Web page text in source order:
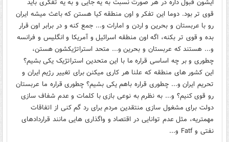
ایشون قبول داره در هر صورت نسبت به یه جایی و به یه تفکری باید
قوی تر بود. دوما این تفکر و اون منطقه کیا هستن که باعث میشه ایران
رو با عربستان و بحرین و اردن و امارات و... جمع کنه و در برابر اون قرار
بده و قوی تر بکنه، اگه اون منطقه اسرائیل و آمریکا و انگلیس و فرانسه
و... هستند که عربستان و بحرین و... متحد استراتژیکشون هستن،
چطوری و بر چه اساسی قراره ما با این متحدین استراتژیک یکی بشیم؟
این کشور های منطقه که علنا هر کاری میکنن برای تغییر رژیم ایران و
تحریم ایران و... چطوری قراره باهم یکی بشیم؟ چطوری قراره ما عربستان
رو قوی کنیم؟ و... به نظرم به نوعی بازی با کلمات و عدم شفاف سازی
دولت برای مشغول سازی منتقدین مردم برای رد گم کنی از اتفاقات
مهمتریه، مثل عدم توانایی در اقتصاد و واگذاری هایی مانند قراردادهای
نفتی و Fatf و...